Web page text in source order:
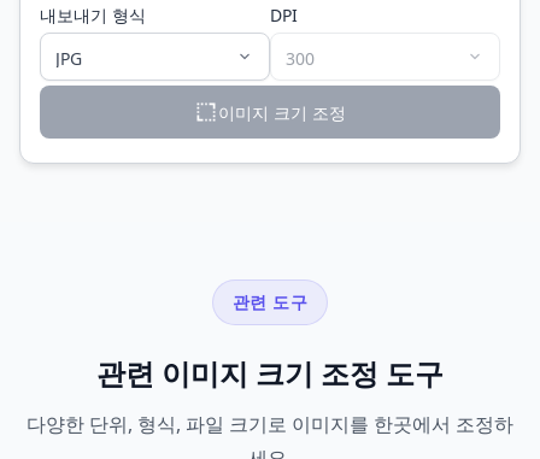
내보내기 형식 DPI
이미지 크기 조정
관련 도구
관련 이미지 크기 조정 도구
다양한 단위, 형식, 파일 크기로 이미지를 한곳에서 조정하